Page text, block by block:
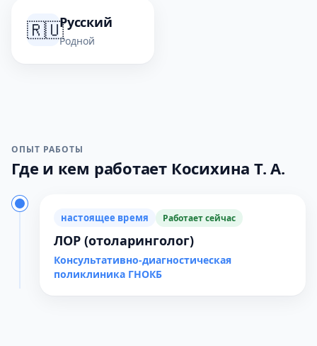
🇷🇺Русский
Родной
ОПЫТ РАБОТЫ
Где и кем работает Косихина Т. А.
настоящее время Работает сейчас
ЛОР (отоларинголог)
Консультативно-диагностическая
поликлиника ГНОКБ